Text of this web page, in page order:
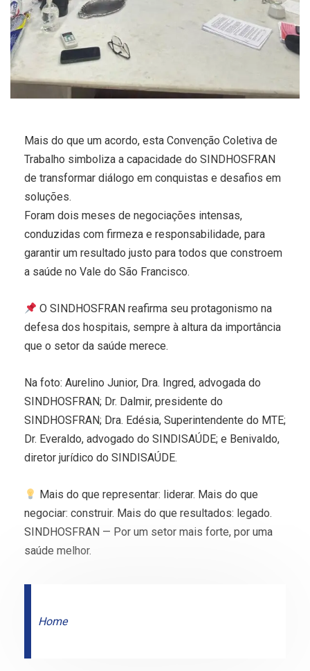
Mais do que um acordo, esta Convenção Coletiva de
Trabalho simboliza a capacidade do SINDHOSFRAN
de transformar diálogo em conquistas e desafios em
soluções.
Foram dois meses de negociações intensas,
conduzidas com firmeza e responsabilidade, para
garantir um resultado justo para todos que constroem
a saúde no Vale do São Francisco.
O SINDHOSFRAN reafirma seu protagonismo na
defesa dos hospitais, sempre à altura da importância
que o setor da saúde merece.
Na foto: Aurelino Junior, Dra. Ingred, advogada do
SINDHOSFRAN; Dr. Dalmir, presidente do
SINDHOSFRAN; Dra. Edésia, Superintendente do MTE;
Dr. Everaldo, advogado do SINDISAÚDE; e Benivaldo,
diretor jurídico do SINDISAÚDE.
Mais do que representar: liderar. Mais do que
negociar: construir. Mais do que resultados: legado.
SINDHOSFRAN — Por um setor mais forte, por uma
saúde melhor.
Home